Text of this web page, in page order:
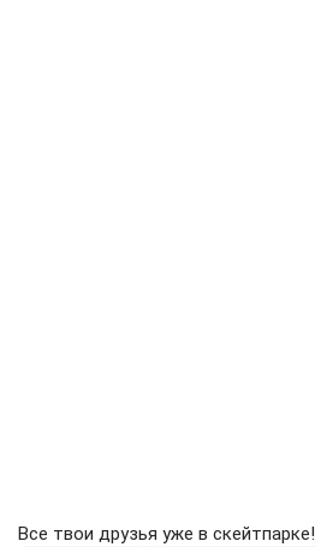
Все твои друзья уже в скейтпарке!